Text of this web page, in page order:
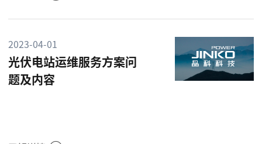
2023-04-01
光伏电站运维服务方案问
题及内容